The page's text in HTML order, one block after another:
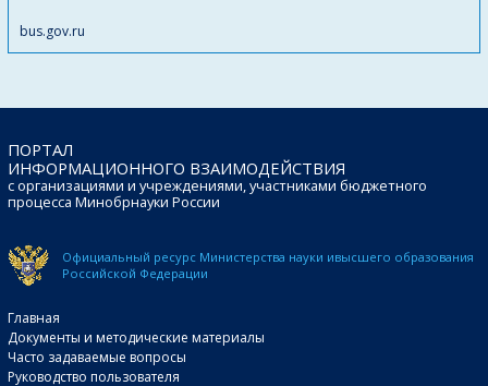
bus.gov.ru
ПОРТАЛ
ИНФОРМАЦИОННОГО ВЗАИМОДЕЙСТВИЯ
с организациями и учреждениями, участниками бюджетного
процесса Минобрнауки России
Официальный ресурс Министерства науки ивысшего образования
Российской Федерации
Главная
Документы и методические материалы
Часто задаваемые вопросы
Руководство пользователя